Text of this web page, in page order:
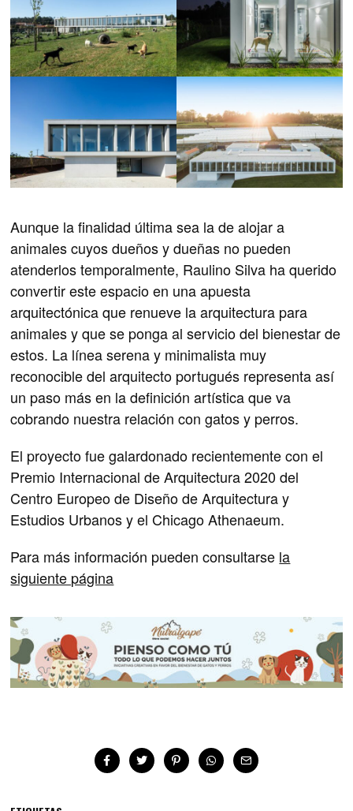
Aunque la finalidad última sea la de alojar a
animales cuyos dueños y dueñas no pueden
atenderlos temporalmente, Raulino Silva ha querido
convertir este espacio en una apuesta
arquitectónica que renueve la arquitectura para
animales y que se ponga al servicio del bienestar de
estos. La línea serena y minimalista muy
reconocible del arquitecto portugués representa así
un paso más en la definición artística que va
cobrando nuestra relación con gatos y perros.
El proyecto fue galardonado recientemente con el
Premio Internacional de Arquitectura 2020 del
Centro Europeo de Diseño de Arquitectura y
Estudios Urbanos y el Chicago Athenaeum.
Para más información pueden consultarse la
siguiente página